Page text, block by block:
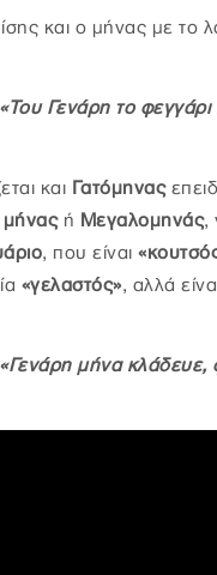
και ο μήνας με το
«Του Γενάρη το
και Γατόμηνας
ή Μεγαλομηνάς,
, που είναι
«γελαστός», αλλά
«Γενάρη μήνα κλάδευε,